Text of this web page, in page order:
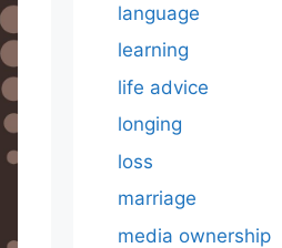
language
learning
life advice
longing
loss
marriage
media ownership